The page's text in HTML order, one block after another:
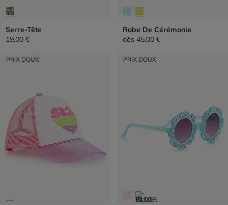
Serre-Tête
19,00 €
Robe De Cérémonie
dès 45,00 €
PRIX DOUX PRIX DOUX